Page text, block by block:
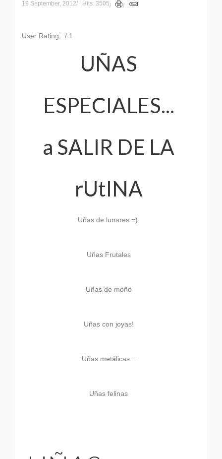
19 September, 2012 Hits: 3505
User Rating: / 1
UÑAS
ESPECIALES...
a SALIR DE LA
rUtINA
Uñas de lunares =)
Uñas Frutales
Uñas de moño
Uñas con joyas!
Uñas metálicas...
Uñas felinas